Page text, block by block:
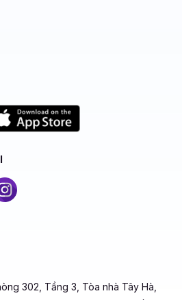
302, Tầng 3, Tòa nhà Tây Hà,